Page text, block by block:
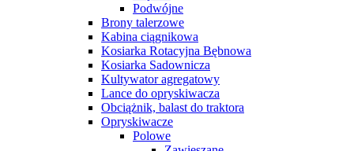
Podwójne
Brony talerzowe
Kabina ciągnikowa
Kosiarka Rotacyjna Bębnowa
Kosiarka Sadownicza
Kultywator agregatowy
Lance do opryskiwacza
Obciążnik, balast do traktora
Opryskiwacze
Polowe